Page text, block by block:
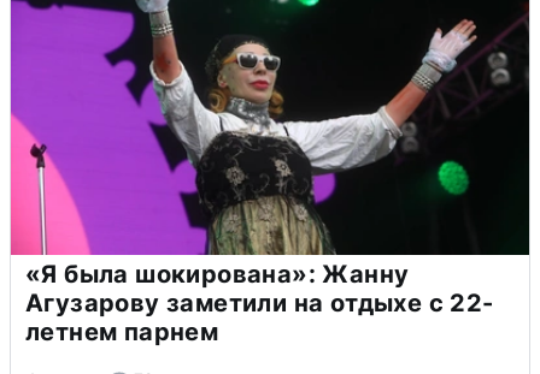
«Я была шокирована»: Жанну
Агузарову заметили на отдыхе с 22-
летнем парнем